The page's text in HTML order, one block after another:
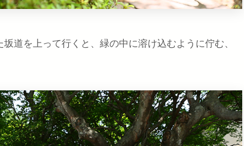
道を上って行くと、緑の中に溶け込むように佇む、